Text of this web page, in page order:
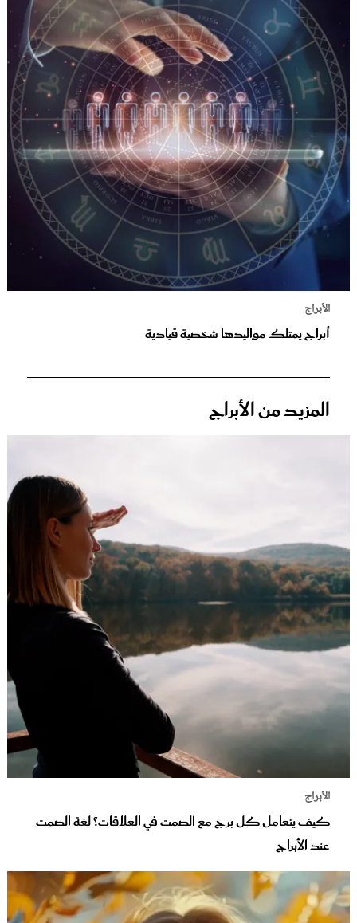
الأبراج
أبراج يمتلك مواليدها شخصية قيادية
المزيد من الأبراج
الأبراج
كيف يتعامل كل برج مع الصمت في العلاقات؟ لغة الصمت
عند الأبراج